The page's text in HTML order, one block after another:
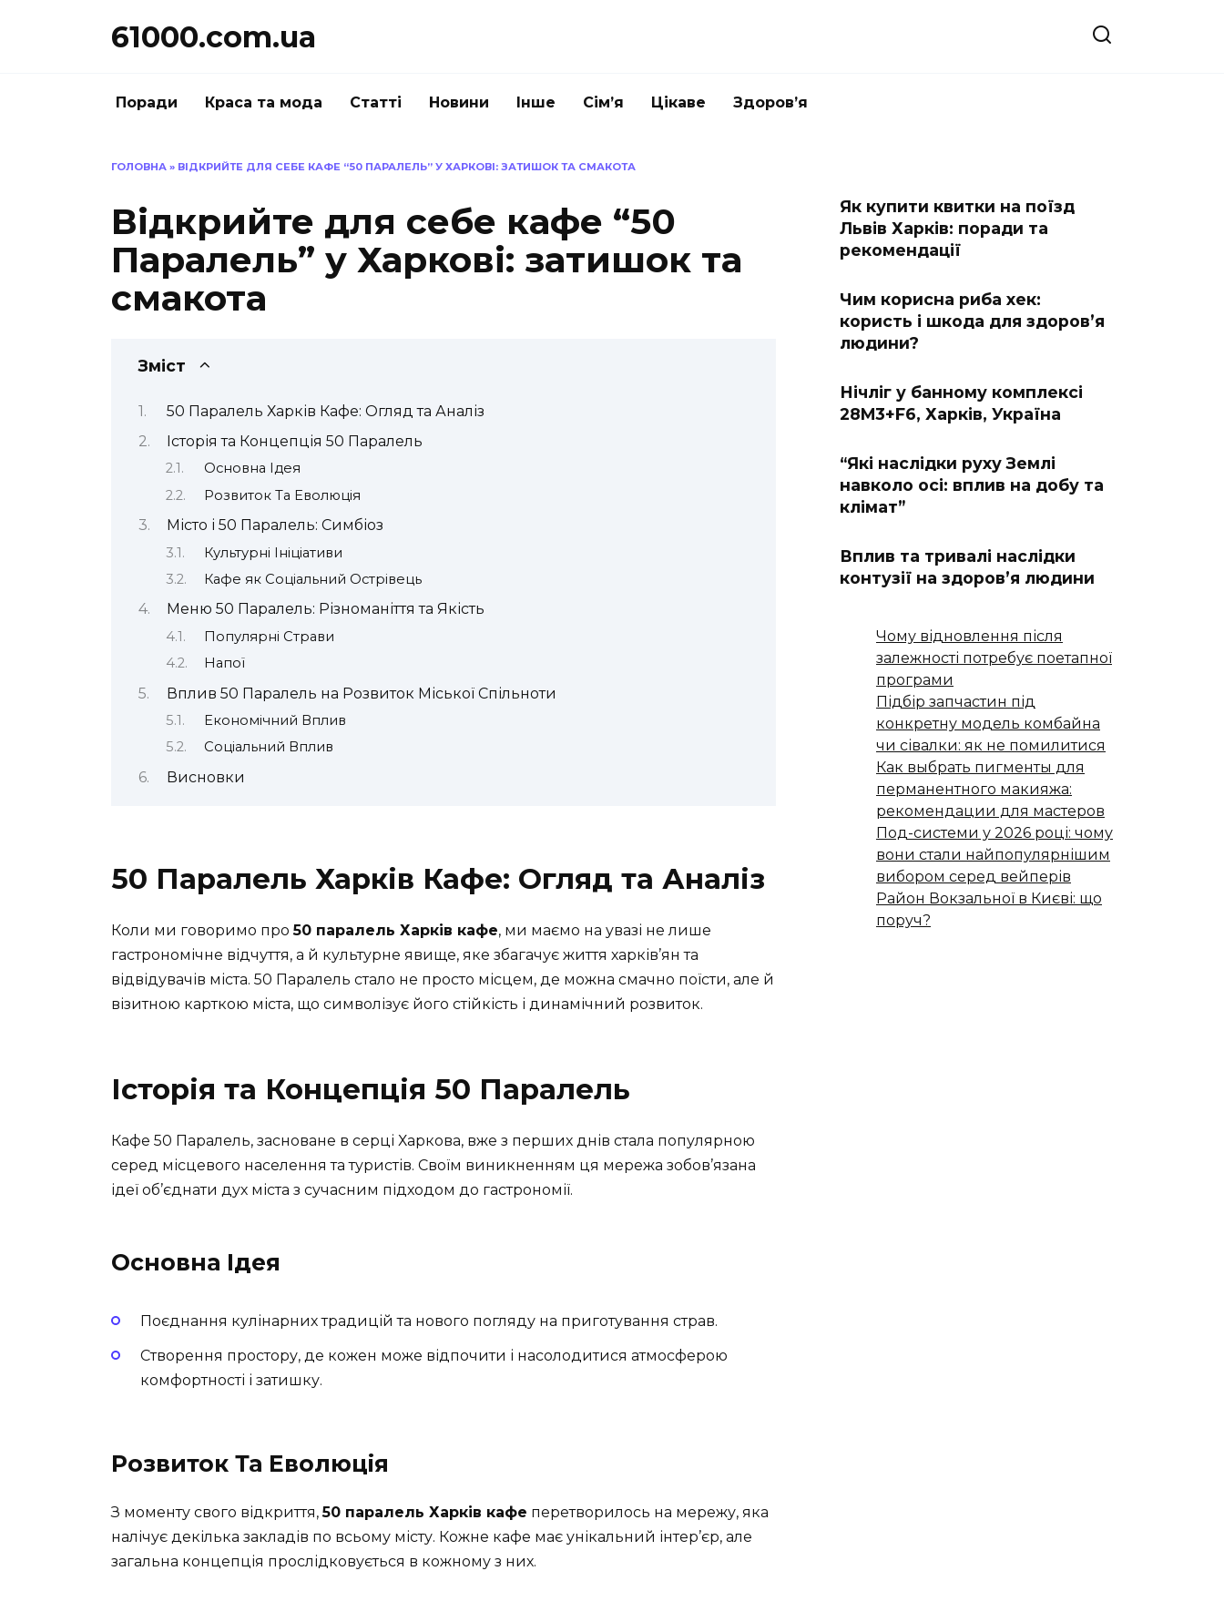
61000.com.ua
Поради Краса та мода Статті Новини Інше Сім’я Цікаве Здоров’я
ГОЛОВНА » ВІДКРИЙТЕ ДЛЯ СЕБЕ КАФЕ “50 ПАРАЛЕЛЬ” У ХАРКОВІ: ЗАТИШОК ТА СМАКОТА
Відкрийте для себе кафе “50
Паралель” у Харкові: затишок та
смакота
Зміст
50 Паралель Харків Кафе: Огляд та Аналіз
Історія та Концепція 50 Паралель
Основна Ідея
Розвиток Та Еволюція
Місто і 50 Паралель: Симбіоз
Культурні Ініціативи
Кафе як Соціальний Острівець
Меню 50 Паралель: Різноманіття та Якість
Популярні Страви
Напої
Вплив 50 Паралель на Розвиток Міської Спільноти
Економічний Вплив
Соціальний Вплив
Висновки
50 Паралель Харків Кафе: Огляд та Аналіз
Коли ми говоримо про50 паралель Харків кафе, ми маємо на увазі не лише
гастрономічне відчуття, а й культурне явище, яке збагачує життя харків’ян та
відвідувачів міста. 50 Паралель стало не просто місцем, де можна смачно поїсти, але й
візитною карткою міста, що символізує його стійкість і динамічний розвиток.
Історія та Концепція 50 Паралель
Кафе 50 Паралель, засноване в серці Харкова, вже з перших днів стала популярною
серед місцевого населення та туристів. Своїм виникненням ця мережа зобов’язана
ідеї об’єднати дух міста з сучасним підходом до гастрономії.
Основна Ідея
Поєднання кулінарних традицій та нового погляду на приготування страв.
Створення простору, де кожен може відпочити і насолодитися атмосферою
комфортності і затишку.
Розвиток Та Еволюція
З моменту свого відкриття,50 паралель Харків кафе перетворилось на мережу, яка
налічує декілька закладів по всьому місту. Кожне кафе має унікальний інтер’єр, але
загальна концепція прослідковується в кожному з них.
Як купити квитки на поїзд
Львів Харків: поради та
рекомендації
Чим корисна риба хек:
користь і шкода для здоров’я
людини?
Нічліг у банному комплексі
28M3+F6, Харків, Україна
“Які наслідки руху Землі
навколо осі: вплив на добу та
клімат”
Вплив та тривалі наслідки
контузії на здоров’я людини
Чому відновлення після
залежності потребує поетапної
програми
Підбір запчастин під
конкретну модель комбайна
чи сівалки: як не помилитися
Как выбрать пигменты для
перманентного макияжа:
рекомендации для мастеров
Под-системи у 2026 році: чому
вони стали найпопулярнішим
вибором серед вейперів
Район Вокзальної в Києві: що
поруч?